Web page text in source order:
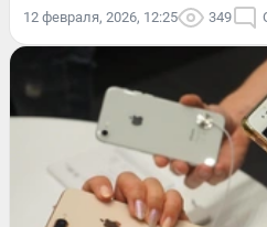
12 февраля, 2026, 12:25 349